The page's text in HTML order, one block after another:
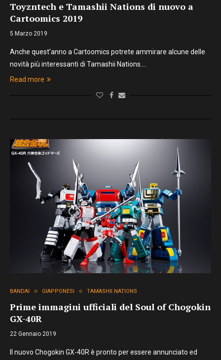
Toyzntech e Tamashii Nations di nuovo a
Cartoomics 2019
5 Marzo 2019
Anche quest’anno a Cartoomics potrete ammirare alcune delle
novità più interessanti di Tamashii Nations.…
Read more
BANDAI GIAPPONESI TAMASHII NATIONS
Prime immagini ufficiali del Soul of Chogokin
GX-40R
22 Gennaio 2019
Il nuovo Chogokin GX-40R è pronto per essere annunciato ed